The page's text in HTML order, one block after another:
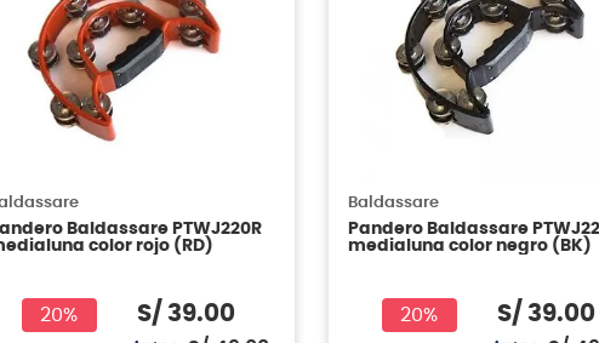
Baldassare PTWJ220R
color rojo (RD)
20% S/ 39.00
Baldassare
Pandero Baldassare
medialuna color negro (BK)
20% S/ 39.00